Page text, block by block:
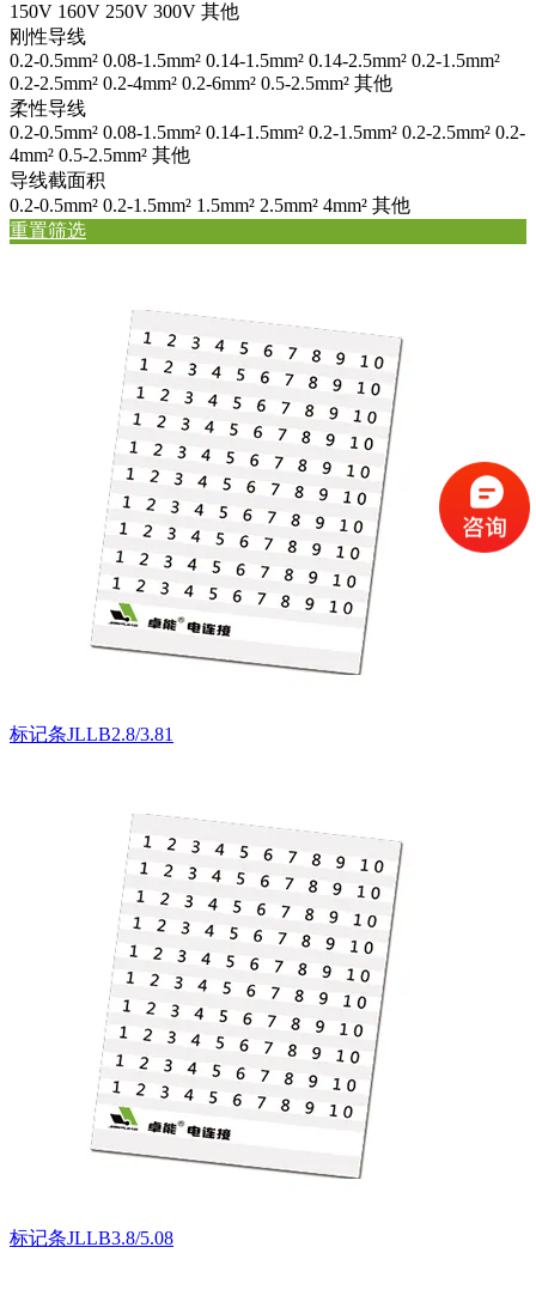
150V 160V 250V 300V 其他
刚性导线
0.2-0.5mm² 0.08-1.5mm² 0.14-1.5mm² 0.14-2.5mm² 0.2-1.5mm²
0.2-2.5mm² 0.2-4mm² 0.2-6mm² 0.5-2.5mm² 其他
柔性导线
0.2-0.5mm² 0.08-1.5mm² 0.14-1.5mm² 0.2-1.5mm² 0.2-2.5mm² 0.2-
4mm² 0.5-2.5mm² 其他
导线截面积
0.2-0.5mm² 0.2-1.5mm² 1.5mm² 2.5mm² 4mm² 其他
重置筛选
标记条JLLB2.8/3.81
标记条JLLB3.8/5.08